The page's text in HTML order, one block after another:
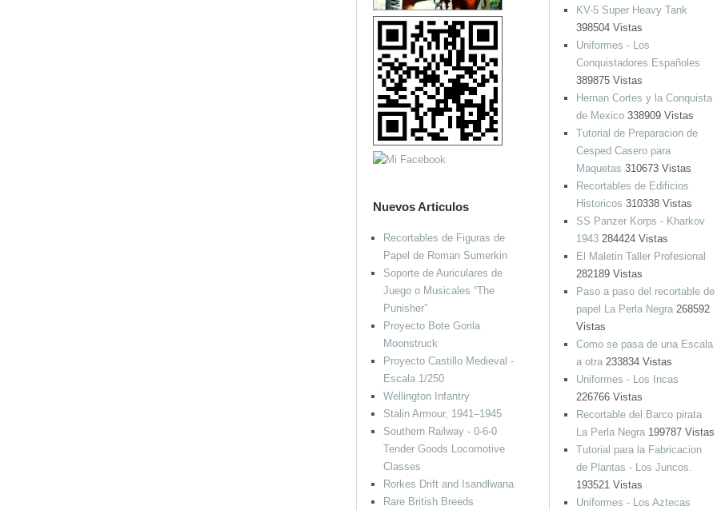
KV-5 Super Heavy Tank
398504 Vistas
Uniformes - Los
Conquistadores Españoles
389875 Vistas
Hernan Cortes y la Conquista
de Mexico 338909 Vistas
Tutorial de Preparacion de
Cesped Casero para
Maquetas 310673 Vistas
Recortables de Edificios
Historicos 310338 Vistas
SS Panzer Korps - Kharkov
1943 284424 Vistas
El Maletin Taller Profesional
282189 Vistas
Paso a paso del recortable de
papel La Perla Negra 268592
Vistas
Como se pasa de una Escala
a otra 233834 Vistas
Uniformes - Los Incas
226766 Vistas
Recortable del Barco pirata
La Perla Negra 199787 Vistas
Tutorial para la Fabricacion
de Plantas - Los Juncos.
193521 Vistas
Uniformes - Los Aztecas
Nuevos Articulos
Recortables de Figuras de
Papel de Roman Sumerkin
Soporte de Auriculares de
Juego o Musicales “The
Punisher”
Proyecto Bote Gorila
Moonstruck
Proyecto Castillo Medieval -
Escala 1/250
Wellington Infantry
Stalin Armour, 1941–1945
Southern Railway - 0-6-0
Tender Goods Locomotive
Classes
Rorkes Drift and Isandlwana
Rare British Breeds